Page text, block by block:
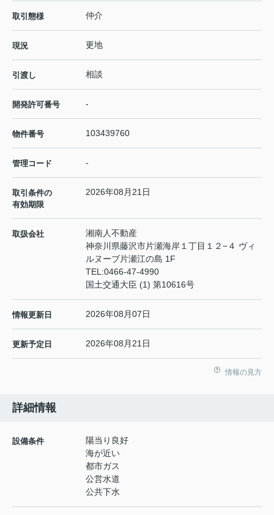
取引態様 仲介
現況 更地
引渡し 相談
開発許可番号 -
物件番号 103439760
管理コード -
取引条件の
有効期限
2026年08月21日
取扱会社
湘南人不動産
神奈川県藤沢市片瀬海岸１丁目１２−４ ヴィ
ルヌーブ片瀬江の島 1F
TEL:0466-47-4990
国土交通大臣 (1) 第10616号
情報更新日 2026年08月07日
更新予定日 2026年08月21日
情報の見方
詳細情報
設備条件
陽当り良好
海が近い
都市ガス
公営水道
公共下水